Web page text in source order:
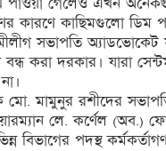
কারণে কাছিমগুলো ডিম
সভাপতি অ্যাডভোকেট
করা দরকার। যারা
মো. মামুনুর রশীদের
লে. কর্ণেল
বিভাগের পদস্থ